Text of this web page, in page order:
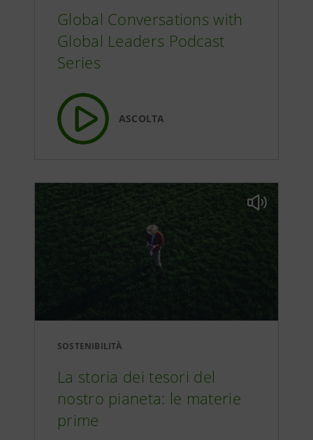
Global Conversations with
Global Leaders Podcast
Series
ASCOLTA
SOSTENIBILITÀ
La storia dei tesori del
nostro pianeta: le materie
prime